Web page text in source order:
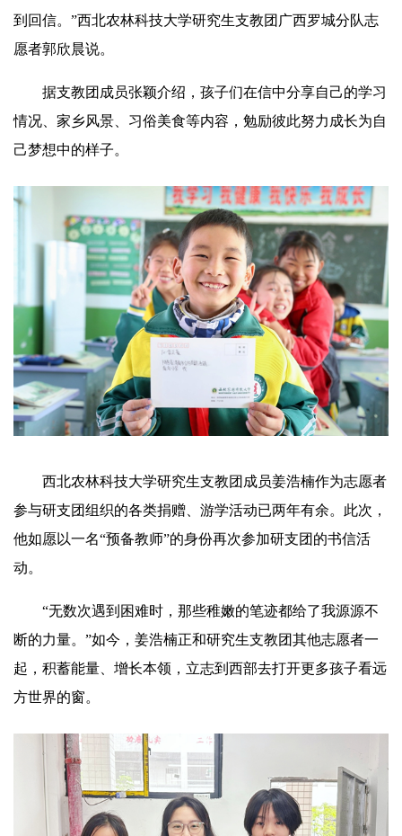
到回信。”西北农林科技大学研究生支教团广西罗城分队志
愿者郭欣晨说。
据支教团成员张颖介绍，孩子们在信中分享自己的学习
情况、家乡风景、习俗美食等内容，勉励彼此努力成长为自
己梦想中的样子。
西北农林科技大学研究生支教团成员姜浩楠作为志愿者
参与研支团组织的各类捐赠、游学活动已两年有余。此次，
他如愿以一名“预备教师”的身份再次参加研支团的书信活
动。
“无数次遇到困难时，那些稚嫩的笔迹都给了我源源不
断的力量。”如今，姜浩楠正和研究生支教团其他志愿者一
起，积蓄能量、增长本领，立志到西部去打开更多孩子看远
方世界的窗。